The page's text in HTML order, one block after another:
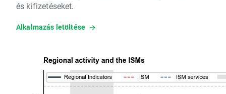
és kifizetéseket.
Alkalmazás letöltése